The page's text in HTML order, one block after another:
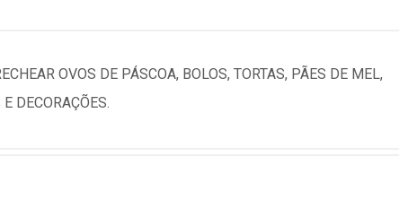
OVOS DE PÁSCOA, BOLOS, TORTAS, PÃES DE MEL,
DECORAÇÕES.